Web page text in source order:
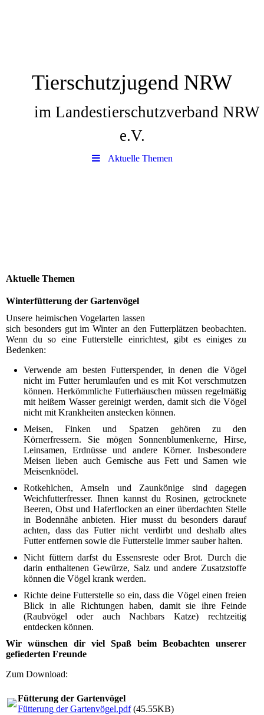
Tierschutzjugend NRW
im Landestierschutzverband NRW
e.V.
Aktuelle Themen
Aktuelle Themen
Winterfütterung der Gartenvögel
Unsere heimischen Vogelarten lassen
sich besonders gut im Winter an den Futterplätzen beobachten.
Wenn du so eine Futterstelle einrichtest, gibt es einiges zu
Bedenken:
Verwende am besten Futterspender, in denen die Vögel
nicht im Futter herumlaufen und es mit Kot verschmutzen
können. Herkömmliche Futterhäuschen müssen regelmäßig
mit heißem Wasser gereinigt werden, damit sich die Vögel
nicht mit Krankheiten anstecken können.
Meisen, Finken und Spatzen gehören zu den
Körnerfressern. Sie mögen Sonnenblumenkerne, Hirse,
Leinsamen, Erdnüsse und andere Körner. Insbesondere
Meisen lieben auch Gemische aus Fett und Samen wie
Meisenknödel.
Rotkehlchen, Amseln und Zaunkönige sind dagegen
Weichfutterfresser. Ihnen kannst du Rosinen, getrocknete
Beeren, Obst und Haferflocken an einer überdachten Stelle
in Bodennähe anbieten. Hier musst du besonders darauf
achten, dass das Futter nicht verdirbt und deshalb altes
Futter entfernen sowie die Futterstelle immer sauber halten.
Nicht füttern darfst du Essensreste oder Brot. Durch die
darin enthaltenen Gewürze, Salz und andere Zusatzstoffe
können die Vögel krank werden.
Richte deine Futterstelle so ein, dass die Vögel einen freien
Blick in alle Richtungen haben, damit sie ihre Feinde
(Raubvögel oder auch Nachbars Katze) rechtzeitig
entdecken können.
Wir wünschen dir viel Spaß beim Beobachten unserer
gefiederten Freunde
Zum Download:
Fütterung der Gartenvögel
Fütterung der Gartenvögel.pdf(45.55KB)